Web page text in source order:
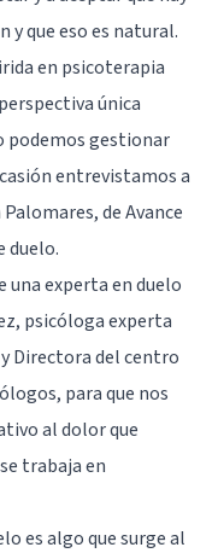
y que eso es natural.
en psicoterapia
única
podemos gestionar
entrevistamos a
de Avance
duelo.
una experta en duelo
psicóloga experta
Directora del centro
, para que nos
al dolor que
trabaja en
es algo que surge al